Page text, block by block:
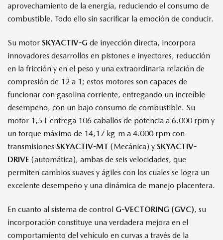
aprovechamiento de la energía, reduciendo el consumo de
combustible. Todo ello sin sacrificar la emoción de conducir.
Su motor SKYACTIV-G de inyección directa, incorpora
innovadores desarrollos en pistones e inyectores, reducción
en la fricción y en el peso y una extraordinaria relación de
compresión de 12 a 1; estos motores son capaces de
funcionar con gasolina corriente, entregando un increíble
desempeño, con un bajo consumo de combustible. Su
motor 1,5 L entrega 106 caballos de potencia a 6.000 rpm y
un torque máximo de 14,17 kg-m a 4.000 rpm con
transmisiones SKYACTIV-MT (Mecánica) y SKYACTIV-
DRIVE (automática), ambas de seis velocidades, que
permiten cambios suaves y ágiles con los cuales se logra un
excelente desempeño y una dinámica de manejo placentera.
En cuanto al sistema de control G-VECTORING (GVC), su
incorporación constituye una verdadera mejora en el
comportamiento del vehículo en curvas a través de la